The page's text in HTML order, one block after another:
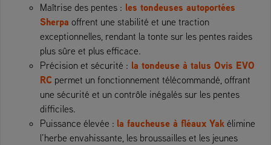
Maîtrise des pentes : les tondeuses autoportées
Sherpa offrent une stabilité et une traction
exceptionnelles, rendant la tonte sur les pentes raides
plus sûre et plus efficace.
Précision et sécurité : la tondeuse à talus Ovis EVO
RC permet un fonctionnement télécommandé, offrant
une sécurité et un contrôle inégalés sur les pentes
difficiles.
Puissance élevée : la faucheuse à fléaux Yak élimine
l’herbe envahissante, les broussailles et les jeunes